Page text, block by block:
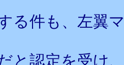
る件も、左翼
と認定を受け